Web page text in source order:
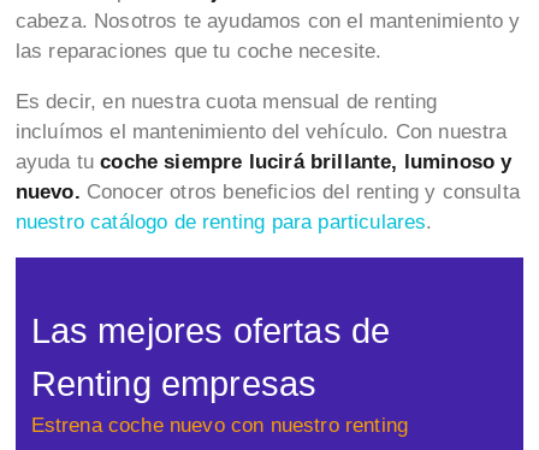
cabeza. Nosotros te ayudamos con el mantenimiento y
las reparaciones que tu coche necesite.
Es decir, en nuestra cuota mensual de renting
incluímos el mantenimiento del vehículo. Con nuestra
ayuda tu coche siempre lucirá brillante, luminoso y
nuevo. Conocer otros beneficios del renting y consulta
nuestro catálogo de renting para particulares.
Las mejores ofertas de
Renting empresas
Estrena coche nuevo con nuestro renting